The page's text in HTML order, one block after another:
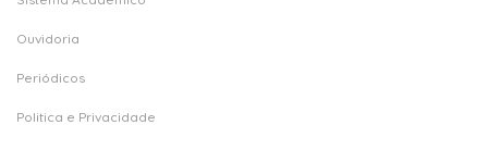
Ouvidoria
Periódicos
Politica e Privacidade